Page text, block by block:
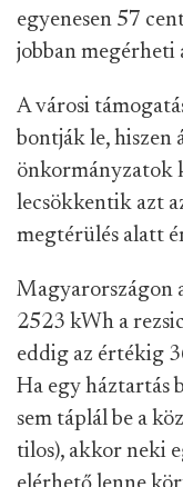
egyenesen 57
jobban megérheti
A városi
bontják le, hiszen
önkormányzatok
lecsökkentik azt
megtérülés alatt
Magyarországon
2523 kWh a
eddig az értékig
Ha egy háztartás
sem táplál be a
tilos), akkor neki